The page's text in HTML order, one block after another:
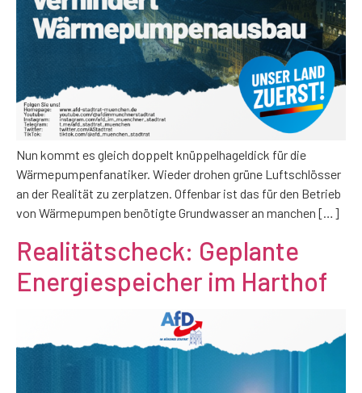
Nun kommt es gleich doppelt knüppelhageldick für die
Wärmepumpenfanatiker. Wieder drohen grüne Luftschlösser
an der Realität zu zerplatzen. Offenbar ist das für den Betrieb
von Wärmepumpen benötigte Grundwasser an manchen […]
Realitätscheck: Geplante
Energiespeicher im Harthof